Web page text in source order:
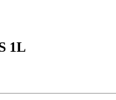
1L